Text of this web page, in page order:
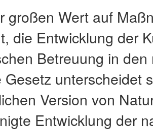
großen Wert auf
die Entwicklung der
Betreuung in
unterscheidet
Version von
Entwicklung der